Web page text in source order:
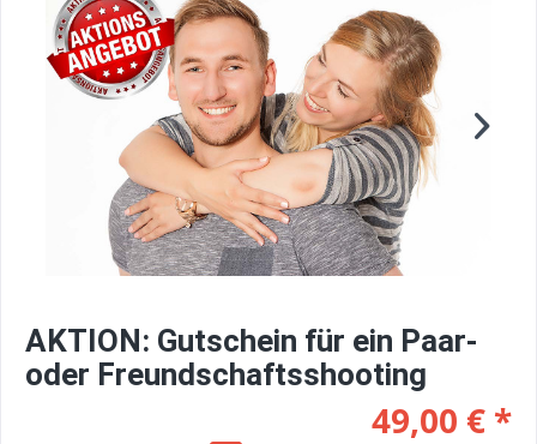
AKTION: Gutschein für ein Paar-
oder Freundschaftsshooting
49,00 € *